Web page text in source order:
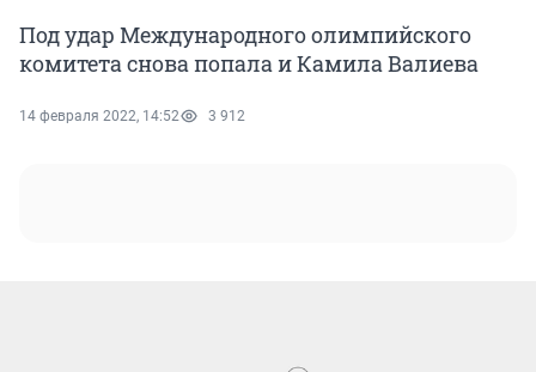
Под удар Международного олимпийского
комитета снова попала и Камила Валиева
14 февраля 2022, 14:52 3 912